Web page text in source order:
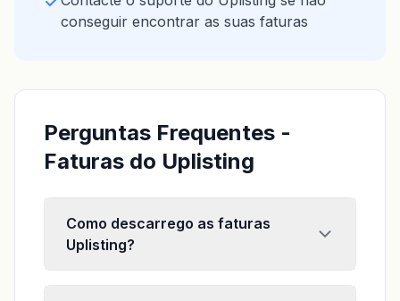
conseguir encontrar as suas faturas
Perguntas Frequentes -
Faturas do Uplisting
Como descarrego as faturas
Uplisting?